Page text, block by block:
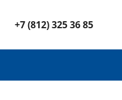
+7 (812) 325 36 85